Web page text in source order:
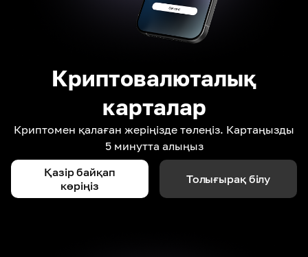
Криптовалюталық
карталар
Криптомен қалаған жеріңізде төлеңіз. Картаңызды
5 минутта алыңыз
Қазір байқап
көріңіз
Толығырақ білу